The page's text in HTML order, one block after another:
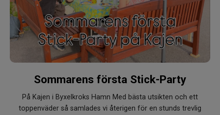
Sommarens första Stick-Party
På Kajen i Byxelkroks Hamn Med bästa utsikten och ett
toppenväder så samlades vi återigen för en stunds trevlig